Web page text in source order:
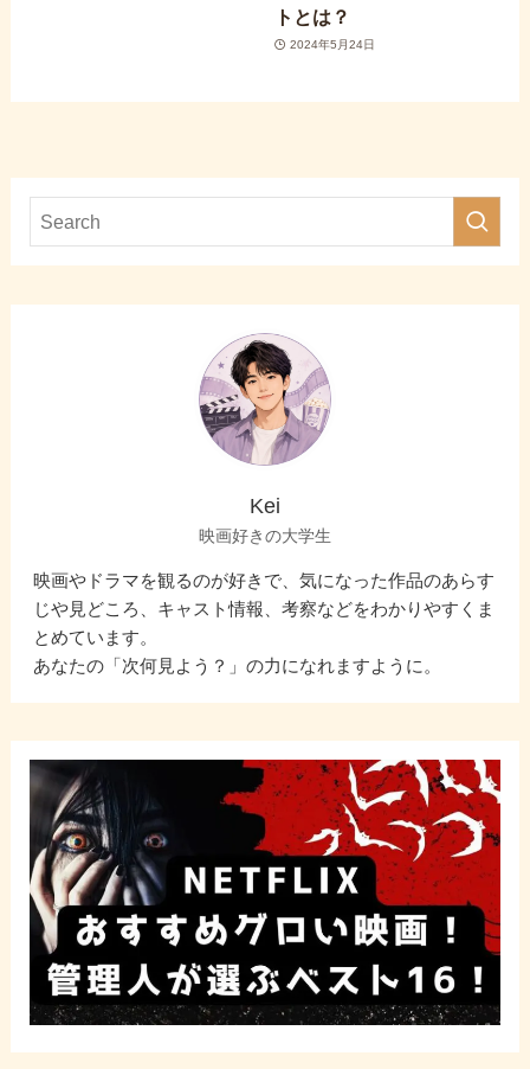
トとは？
2024年5月24日
Kei
映画好きの大学生
映画やドラマを観るのが好きで、気になった作品のあらす
じや見どころ、キャスト情報、考察などをわかりやすくま
とめています。
あなたの「次何見よう？」の力になれますように。